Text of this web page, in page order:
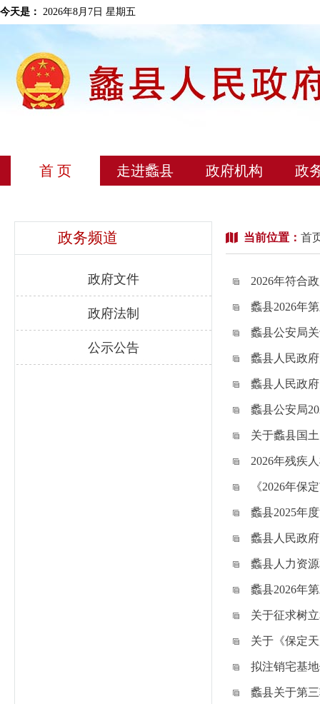
今天是： 2026年8月7日 星期五
首 页 走进蠡县 政府机构 政
政务频道
政府文件
政府法制
公示公告
当前位置： 首
2026年符合
蠡县2026年
蠡县公安局
蠡县人民政
蠡县人民政
蠡县公安局
关于蠡县国
2026年残疾
《2026年保
蠡县2025年
蠡县人民政
蠡县人力资
蠡县2026年
关于征求树
关于《保定
拟注销宅基
蠡县关于第